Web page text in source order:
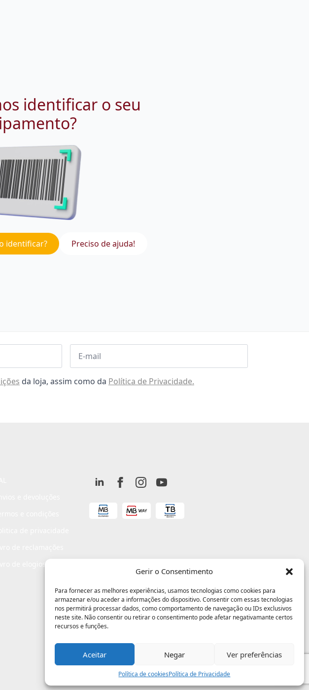
Gerir o Consentimento
Para fornecer as melhores experiências, usamos tecnologias como cookies para
armazenar e/ou aceder a informações do dispositivo. Consentir com essas tecnologias
nos permitirá processar dados, como comportamento de navegação ou IDs exclusivos
neste site. Não consentir ou retirar o consentimento pode afetar negativamante certos
recursos e funções.
Aceitar Negar Ver preferências
Política de cookiesPolítica de Privacidade
identificar o seu
identificar? Preciso de ajuda!
Email
da loja, assim como da Política de Privacidade.
de elogios